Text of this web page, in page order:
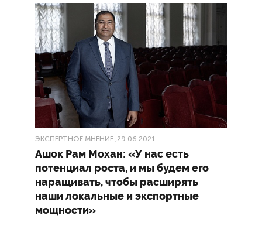
ЭКСПЕРТНОЕ МНЕНИЕ ,29.06.2021
Ашок Рам Мохан: «У нас есть
потенциал роста, и мы будем его
наращивать, чтобы расширять
наши локальные и экспортные
мощности»